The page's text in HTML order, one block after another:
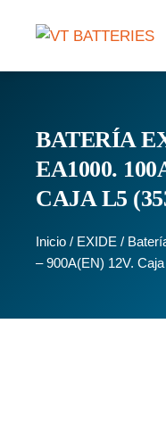
BATERÍA
EA1000.
CAJA L5
Inicio / EXIDE /
– 900A(EN) 12V.